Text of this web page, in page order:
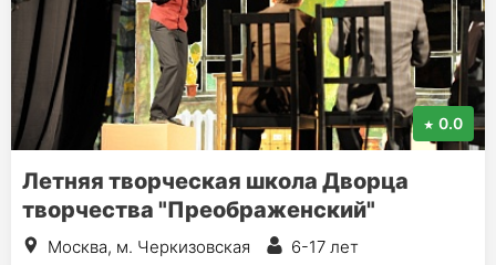
0.0
Летняя творческая школа Дворца
творчества "Преображенский"
Москва, м. Черкизовская
6-17 лет